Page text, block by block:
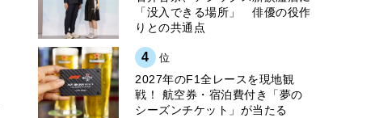
「没入できる場所」 俳優の役作
りとの共通点
4 位
2027年のF1全レースを現地観
戦！ 航空券・宿泊費付き「夢の
シーズンチケット」が当たる